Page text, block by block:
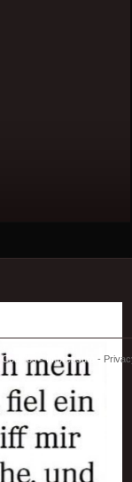
Cookies-Impressum -